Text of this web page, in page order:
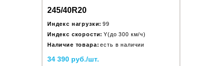
245/40R20
Индекс нагрузки: 99
Индекс скорости: Y(до 300 км/ч)
Наличие товара: есть в наличии
34 390 руб./шт.